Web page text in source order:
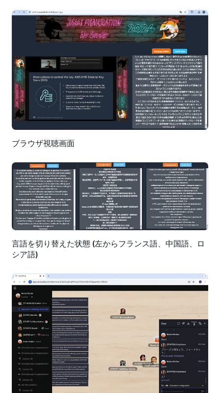
ブラウザ視聴画面
言語を切り替えた状態 (左からフランス語、中国語、ロ
シア語)